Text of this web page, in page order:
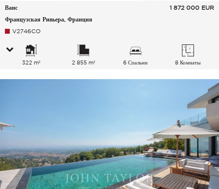
Ванс
Французская Ривьера, Франция
1 872 000 EUR
V2746CO
322 m² 2 855 m² 6 Спальни 8 Комнаты